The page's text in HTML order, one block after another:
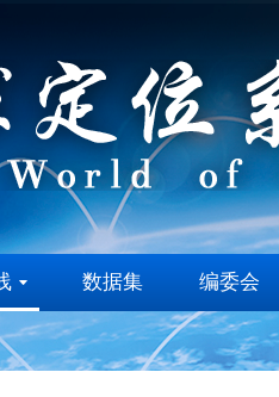
数据集 编委会